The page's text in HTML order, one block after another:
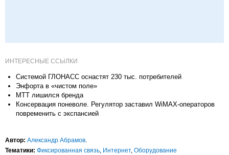
ИНТЕРЕСНЫЕ ССЫЛКИ
Системой ГЛОНАСС оснастят 230 тыс. потребителей
Энфорта в «чистом поле»
МТТ лишился бренда
Консервация поневоле. Регулятор заставил WiMAX-операторов
повременить с экспансией
Автор: Александр Абрамов
Тематики: Фиксированная связь Интернет, Оборудование